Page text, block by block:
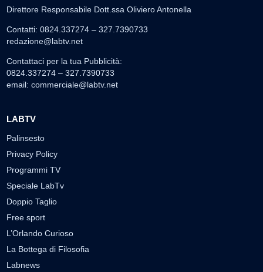
Direttore Responsabile Dott.ssa Oliviero Antonella
Contatti: 0824.337274 – 327.7390733
redazione@labtv.net
Contattaci per la tua Pubblicità:
0824.337274 – 327.7390733
email: commerciale@labtv.net
LABTV
Palinsesto
Privacy Policy
Programmi TV
Speciale LabTv
Doppio Taglio
Free sport
L’Orlando Curioso
La Bottega di Filosofia
Labnews